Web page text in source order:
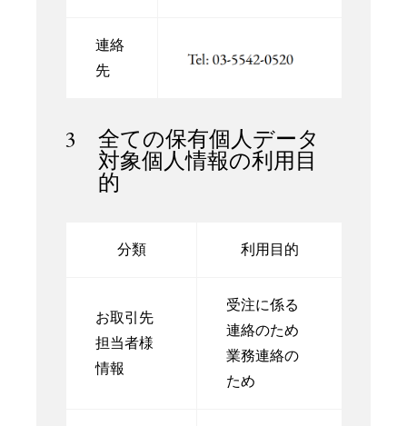
連絡
先
3 全ての保有個人データ
対象個人情報の利用目
的
分類 利用目的
お取引先
担当者様
情報
受注に係る
連絡のため
業務連絡の
ため